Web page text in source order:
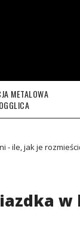
METALOWA
- ile, jak je